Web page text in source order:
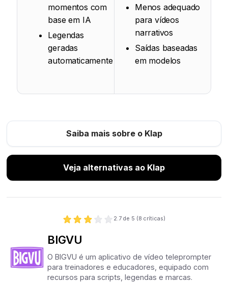
momentos com
base em IA
Legendas
geradas
automaticamente
Menos adequado
para vídeos
narrativos
Saídas baseadas
em modelos
Saiba mais sobre o Klap
Veja alternativas ao Klap
2.7 de 5 (8 críticas)
BIGVU
O BIGVU é um aplicativo de vídeo teleprompter
para treinadores e educadores, equipado com
recursos para scripts, legendas e marcas.